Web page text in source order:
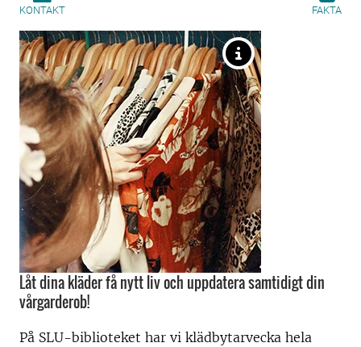
KONTAKT FAKTA
Låt dina kläder få nytt liv och uppdatera samtidigt din
vårgarderob!
På SLU-biblioteket har vi klädbytarvecka hela